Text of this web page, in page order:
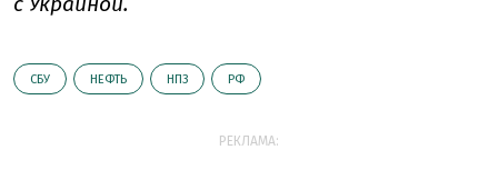
СБУ НЕФТЬ НПЗ РФ
РЕКЛАМА: